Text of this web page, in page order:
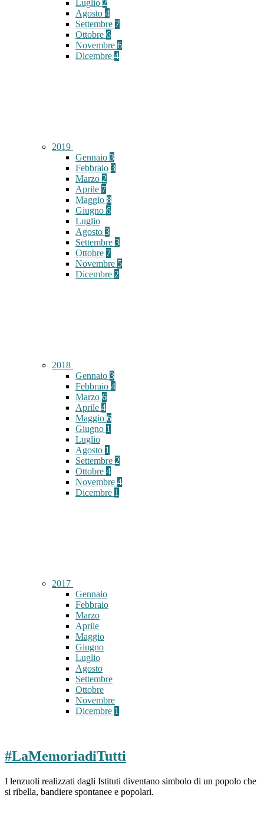
Luglio 2
Agosto 4
Settembre 7
Ottobre 6
Novembre 6
Dicembre 4
2019
Gennaio 3
Febbraio 3
Marzo 2
Aprile 7
Maggio 8
Giugno 6
Luglio
Agosto 3
Settembre 3
Ottobre 7
Novembre 5
Dicembre 2
2018
Gennaio 3
Febbraio 4
Marzo 6
Aprile 4
Maggio 6
Giugno 1
Luglio
Agosto 1
Settembre 2
Ottobre 4
Novembre 4
Dicembre 1
2017
Gennaio
Febbraio
Marzo
Aprile
Maggio
Giugno
Luglio
Agosto
Settembre
Ottobre
Novembre
Dicembre 1
#LaMemoriadiTutti
I lenzuoli realizzati dagli Istituti diventano simbolo di un popolo che
si ribella, bandiere spontanee e popolari.